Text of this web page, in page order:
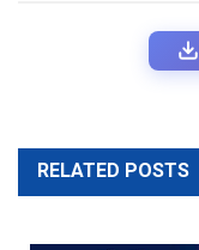
RELATED POSTS